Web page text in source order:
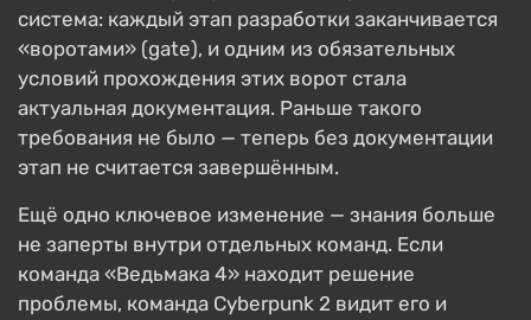
система: каждый этап разработки заканчивается
«воротами» (gate), и одним из обязательных
условий прохождения этих ворот стала
актуальная документация. Раньше такого
требования не было — теперь без документации
этап не считается завершённым.
Ещё одно ключевое изменение — знания больше
не заперты внутри отдельных команд. Если
команда «Ведьмака 4» находит решение
проблемы, команда Cyberpunk 2 видит его и